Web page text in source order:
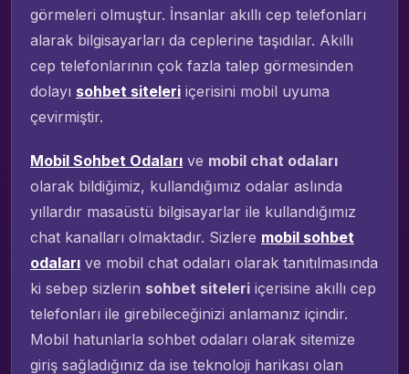
görmeleri olmuştur. İnsanlar akıllı cep telefonları
alarak bilgisayarları da ceplerine taşıdılar. Akıllı
cep telefonlarının çok fazla talep görmesinden
dolayı sohbet siteleri içerisini mobil uyuma
çevirmiştir.
Mobil Sohbet Odaları ve mobil chat odaları
olarak bildiğimiz, kullandığımız odalar aslında
yıllardır masaüstü bilgisayarlar ile kullandığımız
chat kanalları olmaktadır. Sizlere mobil sohbet
odaları ve mobil chat odaları olarak tanıtılmasında
ki sebep sizlerin sohbet siteleri içerisine akıllı cep
telefonları ile girebileceğinizi anlamanız içindir.
Mobil hatunlarla sohbet odaları olarak sitemize
giriş sağladığınız da ise teknoloji harikası olan